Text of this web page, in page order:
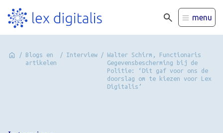
menu
/ Blogs en
artikelen
/ Interview / Walter Schirm, Functionaris
Gegevensbescherming bij de
Politie: ‘Dit gaf voor ons de
doorslag om te kiezen voor Lex
Digitalis’